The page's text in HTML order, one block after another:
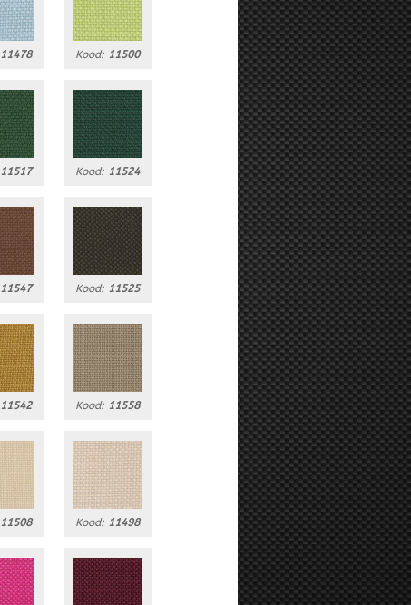
11478 Kood: 11500
11517 Kood: 11524
11547 Kood: 11525
11542 Kood: 11558
11508 Kood: 11498